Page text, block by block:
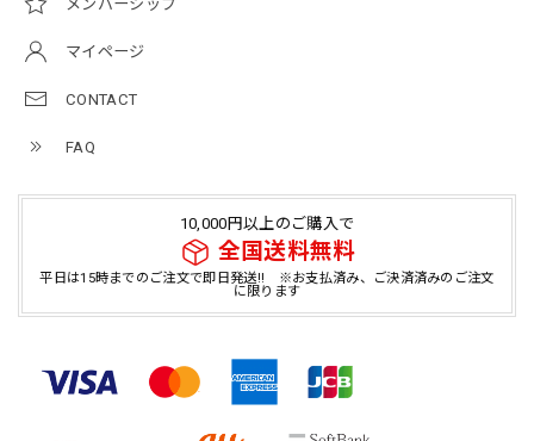
メンバーシップ
マイページ
CONTACT
FAQ
10,000円以上のご購入で
全国送料無料
平日は15時までのご注文で即日発送!! ※お支払済み、ご決済済みのご注文
に限ります